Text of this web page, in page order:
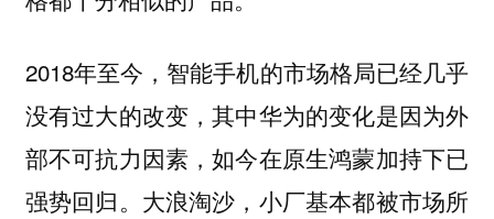
2018年至今，智能手机的市场格局已经几乎
没有过大的改变，其中华为的变化是因为外
部不可抗力因素，如今在原生鸿蒙加持下已
强势回归。大浪淘沙， 小厂基本都被市场所